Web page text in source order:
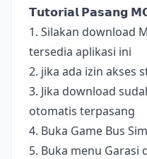
𝗧𝘂𝘁𝗼𝗿𝗶𝗮𝗹 𝗣𝗮𝘀𝗮𝗻𝗴
1. Silakan download
tersedia aplikasi ini
2. jika ada izin akses
3. Jika download
otomatis terpasang
4. Buka Game Bus
5. Buka menu Garasi